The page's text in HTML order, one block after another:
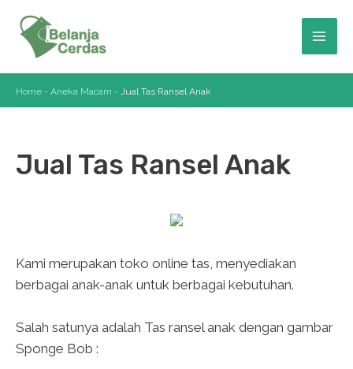
content
Home - Aneka Macam - Jual Tas Ransel Anak
Jual Tas Ransel Anak
Kami merupakan toko online tas, menyediakan
berbagai anak-anak untuk berbagai kebutuhan.
Salah satunya adalah Tas ransel anak dengan gambar
Sponge Bob :